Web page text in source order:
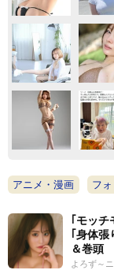
アニメ・漫画 フォ
｢モッ
｢身体
＆巻頭
よろず～